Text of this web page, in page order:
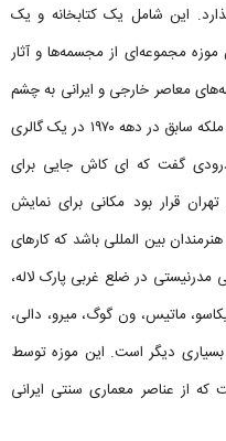
این شامل یک کتابخانه و یک
مجموعه‌ای از مجسمه‌ها و آثار
معاصر خارجی و ایرانی به چشم
می‌خورد. ایده این موزه زمانی اتفاق افتاد که ملکه سابق در دهه ۱۹۷۰ در یک گالری
گفت که ای کاش جایی برای
قرار بود مکانی برای نمایش
بین المللی باشد که کارهای
در ضلع غربی پارک لاله،
ماتیس، ون گوگ، میرو، دالی،
بسیاری دیگر است. این موزه توسط
که از عناصر معماری سنتی ایرانی